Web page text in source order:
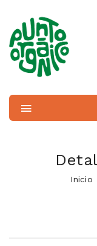
Inicio